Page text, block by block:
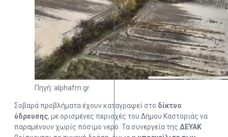
Πηγή: alphafm.gr
Σοβαρά προβλήματα έχουν καταγραφεί στο δίκτυο
ύδρευσης, με ορισμένες περιοχές του Δήμου Καστοριάς να
παραμένουν χωρίς πόσιμο νερό. Τα συνεργεία της ΔΕΥΑΚ